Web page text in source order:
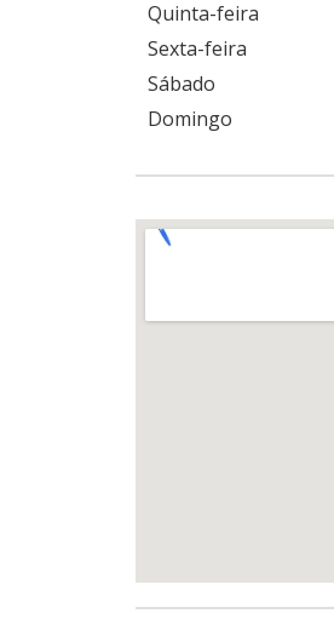
Quinta-feira
Sexta-feira
Sábado
Domingo